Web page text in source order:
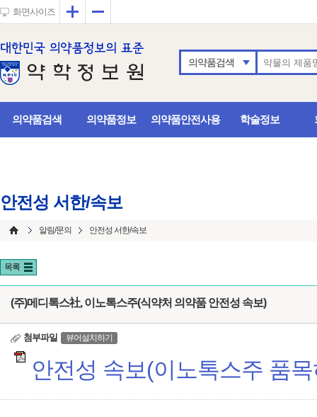
화면사이즈 확대
의약품검색
의약품검색 의약품정보 의약품안전사용 학술정보
안전성 서한/속보
알림/문의 안전성 서한/속보
목록
(주)메디톡스社, 이노톡스주(식약처 의약품 안전성 속보)
첨부파일 뷰어설치하기
안전성 속보(이노톡스주 품